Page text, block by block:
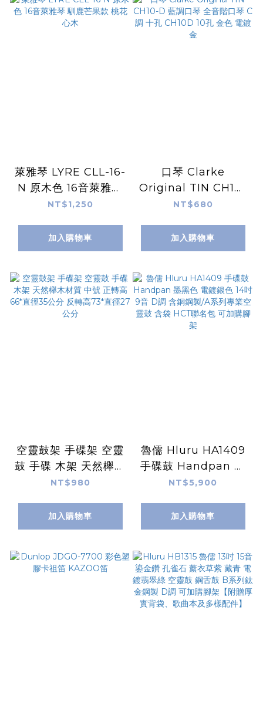
萊雅琴 LYRE CLL-16-
N 原木色 16音萊雅琴
馴鹿芒果款 桃花心木
NT$1,250
加入購物車
口琴 Clarke
Original TIN CH10-
D 藍調口琴 全音階口
10孔 金色 電鍍金
NT$680
加入購物車
空靈鼓架 手碟架 空靈
鼓 手碟 木架 天然櫸木
材質 中號 正轉高66*
73*直徑27公分
NT$980
加入購物車
魯儒 Hluru HA1409
手碟鼓 Handpan 墨
黑色 電鍍銀色 14吋 9
列專業空靈鼓 含袋
HCT聯名包 可加購腳
NT$5,900
加入購物車